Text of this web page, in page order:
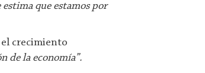
que estamos por
crecimiento
de la economía”.